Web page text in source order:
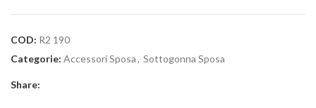
COD: R2 190
Categorie: Accessori Sposa, Sottogonna Sposa
Share: